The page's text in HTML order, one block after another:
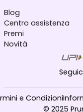
Blog
Centro assistenza
Premi
Novità
© 2025
e Condizioni